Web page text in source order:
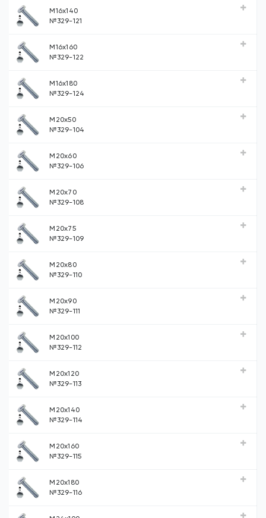
М16х140
№329-121
М16х160
№329-122
М16х180
№329-124
М20х50
№329-104
М20х60
№329-106
М20х70
№329-108
М20х75
№329-109
М20х80
№329-110
М20х90
№329-111
М20х100
№329-112
М20х120
№329-113
М20х140
№329-114
М20х160
№329-115
М20х180
№329-116